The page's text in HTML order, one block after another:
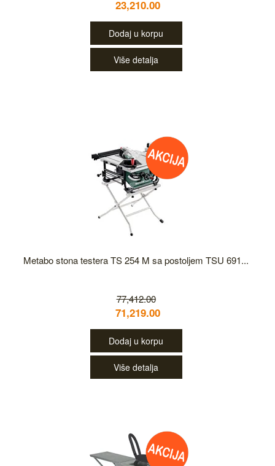
23,210.00
Dodaj u korpu
Više detalja
Metabo stona testera TS 254 M sa postoljem TSU 691...
77,412.00
71,219.00
Dodaj u korpu
Više detalja